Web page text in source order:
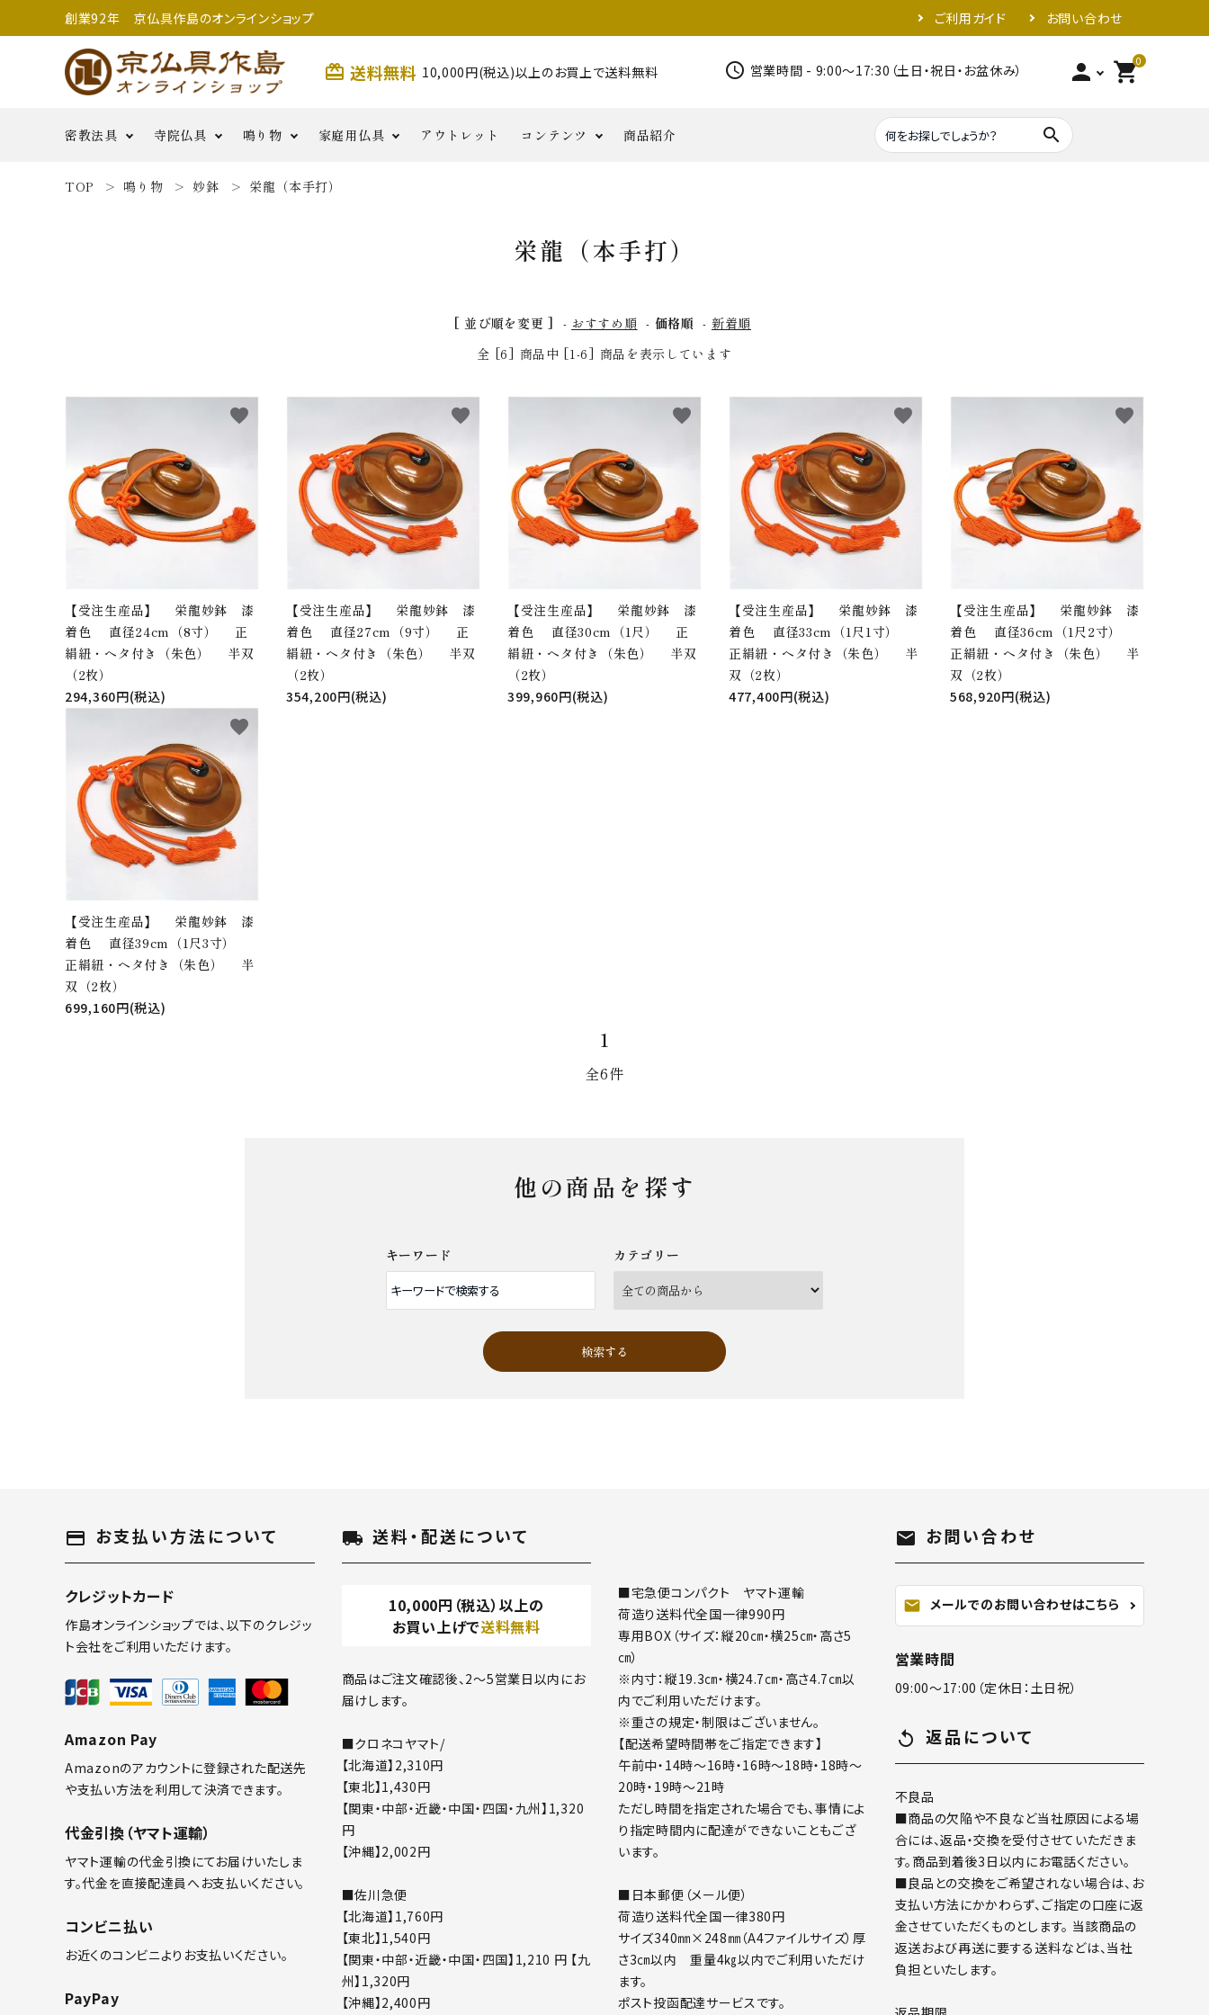
創業92年 京仏具作島のオンラインショップ ご利用ガイド お問い合わせ
card_giftcard 送料無料 10,000円(税込)以上のお買上で送料無料 schedule 営業時間 - 9:00～17:30（土日・祝日・お盆休み） person 0
shopping_cart
密教法具 寺院仏具
その他仏具
鳴り物 家庭用仏具
ともに
Jewelry
アウトレット コンテンツ
知
ら
ラ
商品紹介 search
search
家庭用仏具
ご利用ガイド
プライバシーポリシー
お問い合わせ
TOP 鳴り物 妙鉢 栄龍（本手打）
栄龍（本手打）
[ 並び順を変更 ] - おすすめ順 - 価格順 - 新着順
全 [6] 商品中 [1-6] 商品を表示しています
【受注生産品】 栄龍妙鉢 漆
着色 直径24cm（8寸） 正
絹紐・ヘタ付き（朱色） 半双
（2枚）
294,360円(税込)
favorite
【受注生産品】 栄龍妙鉢 漆
着色 直径27cm（9寸） 正
絹紐・ヘタ付き（朱色） 半双
（2枚）
354,200円(税込)
favorite
【受注生産品】 栄龍妙鉢 漆
着色 直径30cm（1尺） 正
絹紐・ヘタ付き（朱色） 半双
（2枚）
399,960円(税込)
favorite
【受注生産品】 栄龍妙鉢 漆
着色 直径33cm（1尺1寸）
正絹紐・ヘタ付き（朱色） 半
双（2枚）
477,400円(税込)
favorite
【受注生産品】 栄龍妙鉢 漆
着色 直径36cm（1尺2寸）
正絹紐・ヘタ付き（朱色） 半
双（2枚）
568,920円(税込)
favorite
【受注生産品】 栄龍妙鉢 漆
着色 直径39cm（1尺3寸）
正絹紐・ヘタ付き（朱色） 半
双（2枚）
699,160円(税込)
favorite
1
全6件
他の商品を探す
キーワード カテゴリー
検索する
キーワード
payment お支払い方法について
クレジットカード
作島オンラインショップでは、以下のクレジッ
ト会社をご利用いただけます。
Amazon Pay
Amazonのアカウントに登録された配送先
や支払い方法を利用して決済できます。
代金引換（ヤマト運輸）
ヤマト運輸の代金引換にてお届けいたしま
す。代金を直接配達員へお支払いください。
コンビニ払い
お近くのコンビニよりお支払いください。
PayPay
local_shipping 送料・配送について
10,000円（税込）以上の
お買い上げで送料無料
商品はご注文確認後、2～5営業日以内にお
届けします。
■クロネコヤマト/
【北海道】2,310円
【東北】1,430円
【関東・中部・近畿・中国・四国・九州】1,320
円
【沖縄】2,002円
■佐川急便
【北海道】1,760円
【東北】1,540円
【関東・中部・近畿・中国・四国】1,210 円 【九
州】1,320円
【沖縄】2,400円
■宅急便コンパクト ヤマト運輸
荷造り送料代全国一律990円
専用BOX（サイズ：縦20㎝・横25㎝・高さ5
㎝）
※内寸：縦19.3㎝・横24.7㎝・高さ4.7㎝以
内でご利用いただけます。
※重さの規定・制限はございません。
【配送希望時間帯をご指定できます】
午前中・14時～16時・16時～18時・18時～
20時・19時～21時
ただし時間を指定された場合でも、事情によ
り指定時間内に配達ができないこともござ
います。
■日本郵便（メール便）
荷造り送料代全国一律380円
サイズ340㎜×248㎜（A4ファイルサイズ）厚
さ3㎝以内 重量4㎏以内でご利用いただけ
ます。
ポスト投函配達サービスです。
mail お問い合わせ
mail メールでのお問い合わせはこちら
営業時間
09:00～17:00（定休日：土日祝）
replay 返品について
不良品
■商品の欠陥や不良など当社原因による場
合には、返品・交換を受付させていただきま
す。商品到着後3日以内にお電話ください。
■良品との交換をご希望されない場合は、お
支払い方法にかかわらず、ご指定の口座に返
金させていただくものとします。 当該商品の
返送および再送に要する送料などは、当社
負担といたします。